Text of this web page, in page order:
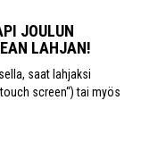
JOULUN
LAHJAN!
saat lahjaksi
screen“) tai myös